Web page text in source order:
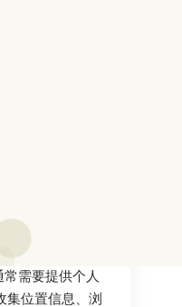
意的关注点：
隐私问题** 用
常需要提供个人
集位置信息、浏